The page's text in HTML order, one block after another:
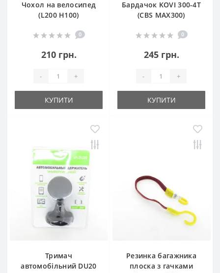
Чохол на велосипед
(L200 H100)
0
210 грн.
- +
КУПИТИ
Бардачок KOVI 300-4Т
(CBS MAX300)
0
245 грн.
- +
КУПИТИ
Тримач
автомобільний DU20
Резинка багажника
плоска з гачками